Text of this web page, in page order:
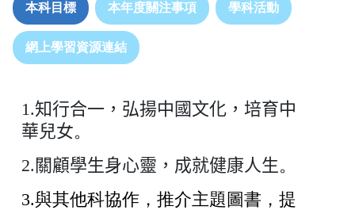
本科目標 本年度關注事項 學科活動
網上學習資源連結
1.知行合一，弘揚中國文化，培育中
華兒女。
2. 關顧學生身心靈，成就健康人生。
3.與其他科協作，推介主題圖書，提